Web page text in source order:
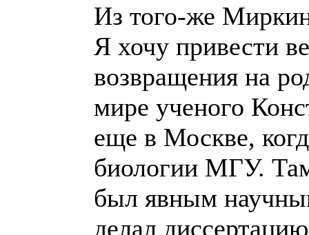
Из того-же
Я хочу привести
возвращения на
мире ученого
еще в Москве,
биологии МГУ.
был явным
делал